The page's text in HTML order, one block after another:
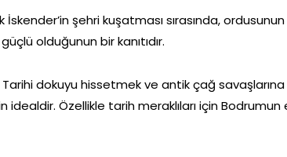
İskender’in şehri kuşatması sırasında, ordusunun
olduğunun bir kanıtıdır.
dokuyu hissetmek ve antik çağ savaşlarına
Özellikle tarih meraklıları için Bodrumun